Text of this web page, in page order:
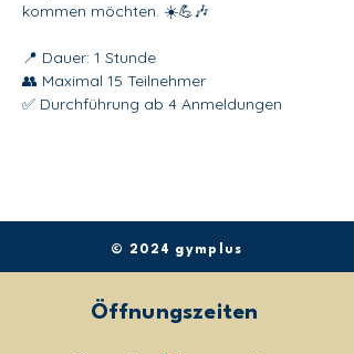
kommen möchten. ☀️💪🎶
📍 Dauer: 1 Stunde
👥 Maximal 15 Teilnehmer
✅ Durchführung ab 4 Anmeldungen
© 2024 gymplus
Öffnungszeiten